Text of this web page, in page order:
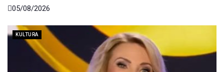
05/08/2026
KULTURA